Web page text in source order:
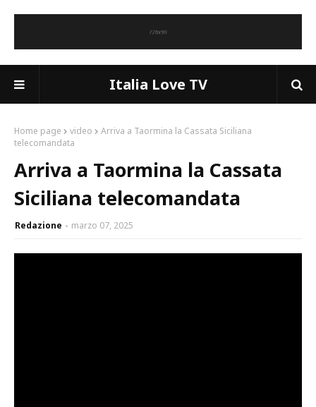
Italia Love TV
Home page video
Arriva a Taormina la Cassata Siciliana
telecomandata
Arriva a Taormina la Cassata
Siciliana telecomandata
Redazione marzo 07, 2025